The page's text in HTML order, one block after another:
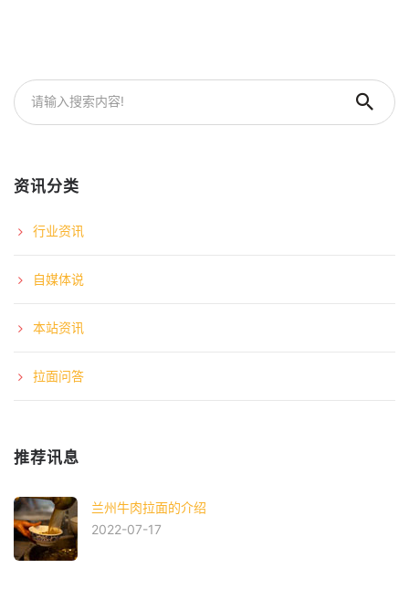
资讯分类
行业资讯
自媒体说
本站资讯
拉面问答
推荐讯息
兰州牛肉拉面的介绍
2022-07-17